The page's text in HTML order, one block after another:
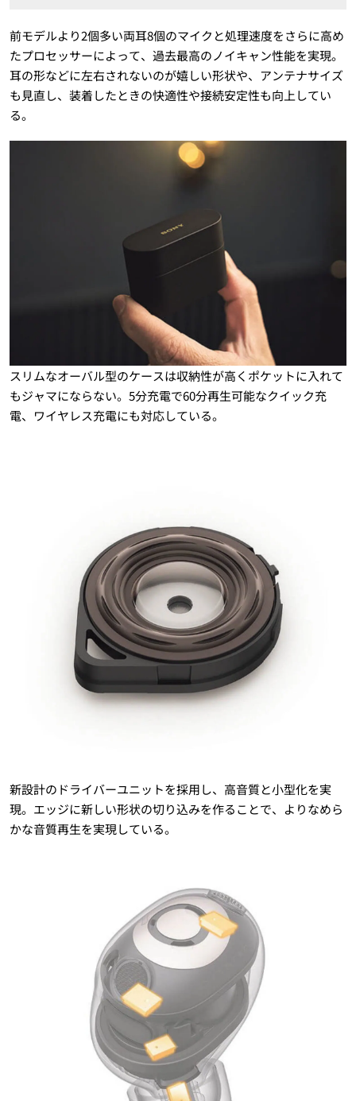
前モデルより2個多い両耳8個のマイクと処理速度をさらに高め
たプロセッサーによって、過去最高のノイキャン性能を実現。
耳の形などに左右されないのが嬉しい形状や、アンテナサイズ
も見直し、装着したときの快適性や接続安定性も向上してい
る。
スリムなオーバル型のケースは収納性が高くポケットに入れて
もジャマにならない。5分充電で60分再生可能なクイック充
電、ワイヤレス充電にも対応している。
新設計のドライバーユニットを採用し、高音質と小型化を実
現。エッジに新しい形状の切り込みを作ることで、よりなめら
かな音質再生を実現している。